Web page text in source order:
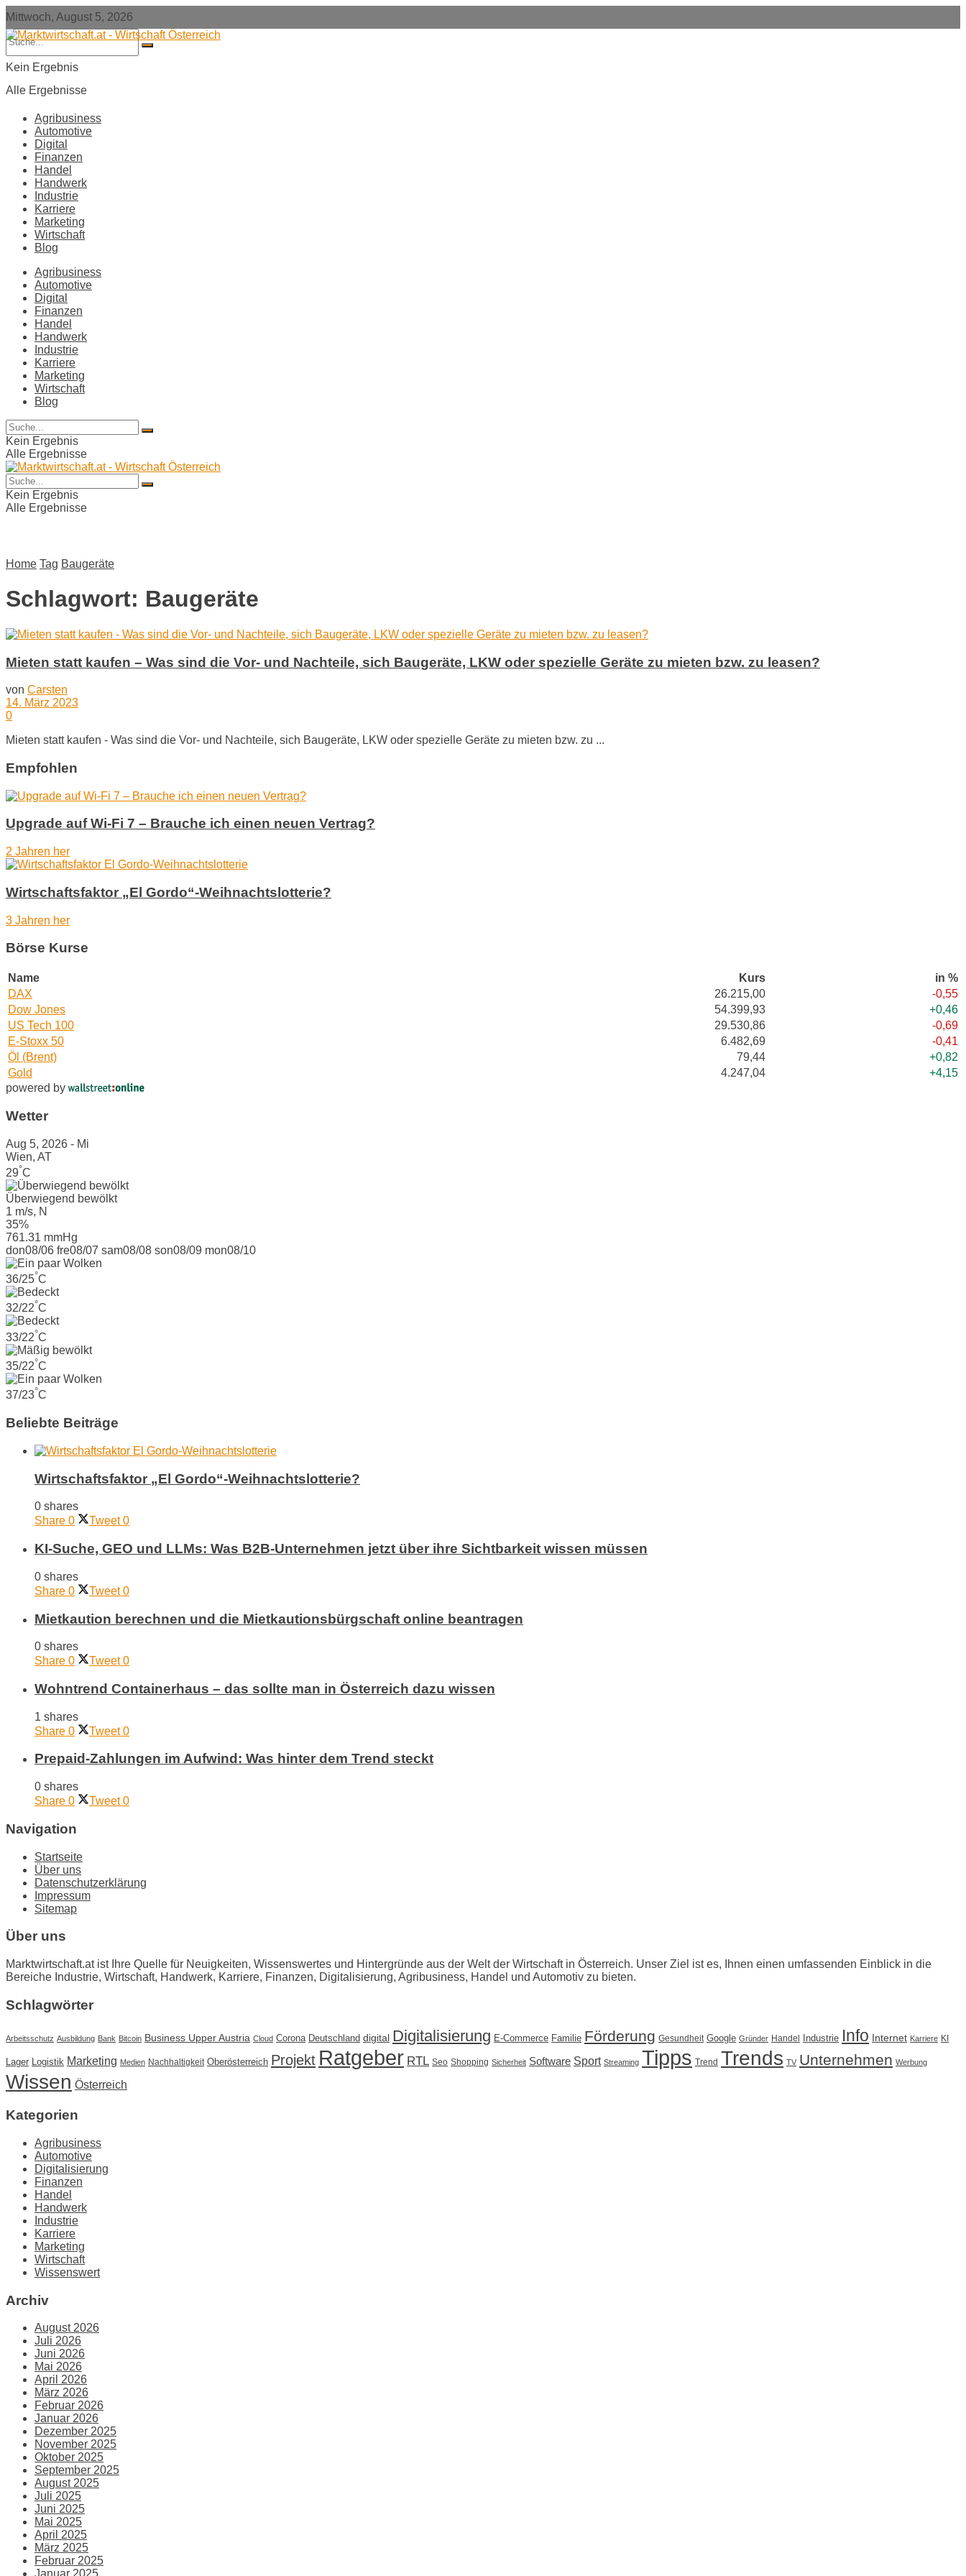
Mittwoch, August 5, 2026
Kein Ergebnis
Alle Ergebnisse
Agribusiness
Automotive
Digital
Finanzen
Handel
Handwerk
Industrie
Karriere
Marketing
Wirtschaft
Blog
Agribusiness
Automotive
Digital
Finanzen
Handel
Handwerk
Industrie
Karriere
Marketing
Wirtschaft
Blog
Kein Ergebnis
Alle Ergebnisse
Kein Ergebnis
Alle Ergebnisse
Home Tag Baugeräte
Schlagwort: Baugeräte
Mieten statt kaufen – Was sind die Vor- und Nachteile, sich Baugeräte, LKW oder spezielle Geräte zu mieten bzw. zu leasen?
von Carsten
14. März 2023
0
Mieten statt kaufen - Was sind die Vor- und Nachteile, sich Baugeräte, LKW oder spezielle Geräte zu mieten bzw. zu ...
Empfohlen
Upgrade auf Wi-Fi 7 – Brauche ich einen neuen Vertrag?
2 Jahren her
Wirtschaftsfaktor „El Gordo“-Weihnachtslotterie?
3 Jahren her
Börse Kurse
Name Kurs
in %
DAX
26.215,00
-0,55
Dow Jones
54.399,93
+0,46
US Tech 100
29.530,86
-0,69
E-Stoxx 50
6.482,69
-0,41
Öl (Brent)
79,44
+0,82
Gold
4.247,04
+4,15
powered by
Wetter
Aug 5, 2026 - Mi
Wien, AT
29°C
Überwiegend bewölkt
1 m/s, N
35%
761.31 mmHg
don08/06 fre08/07 sam08/08 son08/09 mon08/10
36/25°C
32/22°C
33/22°C
35/22°C
37/23°C
Beliebte Beiträge
Wirtschaftsfaktor „El Gordo“-Weihnachtslotterie?
0 shares
Share 0 Tweet 0
KI-Suche, GEO und LLMs: Was B2B-Unternehmen jetzt über ihre Sichtbarkeit wissen müssen
0 shares
Share 0 Tweet 0
Mietkaution berechnen und die Mietkautionsbürgschaft online beantragen
0 shares
Share 0 Tweet 0
Wohntrend Containerhaus – das sollte man in Österreich dazu wissen
1 shares
Share 0 Tweet 0
Prepaid-Zahlungen im Aufwind: Was hinter dem Trend steckt
0 shares
Share 0 Tweet 0
Navigation
Startseite
Über uns
Datenschutzerklärung
Impressum
Sitemap
Über uns
Marktwirtschaft.at ist Ihre Quelle für Neuigkeiten, Wissenswertes und Hintergründe aus der Welt der Wirtschaft in Österreich. Unser Ziel ist es, Ihnen einen umfassenden Einblick in die
Bereiche Industrie, Wirtschaft, Handwerk, Karriere, Finanzen, Digitalisierung, Agribusiness, Handel und Automotiv zu bieten.
Schlagwörter
Arbeitsschutz Ausbildung Bank Bitcoin Business Upper Austria Cloud Corona Deutschland digital Digitalisierung E-Commerce Familie Förderung Gesundheit Google Gründer Handel Industrie Info Internet Karriere KI
Lager Logistik Marketing Medien Nachhaltigkeit Oberösterreich Projekt Ratgeber RTL Seo Shopping Sicherheit Software Sport Streaming Tipps Trend Trends TV Unternehmen Werbung
Wissen Österreich
Kategorien
Agribusiness
Automotive
Digitalisierung
Finanzen
Handel
Handwerk
Industrie
Karriere
Marketing
Wirtschaft
Wissenswert
Archiv
August 2026
Juli 2026
Juni 2026
Mai 2026
April 2026
März 2026
Februar 2026
Januar 2026
Dezember 2025
November 2025
Oktober 2025
September 2025
August 2025
Juli 2025
Juni 2025
Mai 2025
April 2025
März 2025
Februar 2025